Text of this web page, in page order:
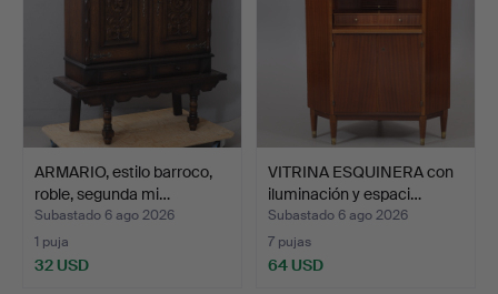
ARMARIO, estilo barroco,
roble, segunda mi…
Subastado 6 ago 2026
1 puja
32 USD
VITRINA ESQUINERA con
iluminación y espaci…
Subastado 6 ago 2026
7 pujas
64 USD